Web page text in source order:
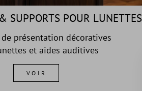
SUPPORTS POUR LUNETTES
présentation décoratives
et aides auditives
VOIR